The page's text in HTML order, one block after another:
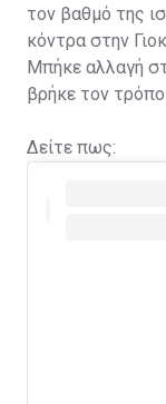
τον βαθμό της
κόντρα στην
Μπήκε αλλαγή
βρήκε τον
Δείτε πως: